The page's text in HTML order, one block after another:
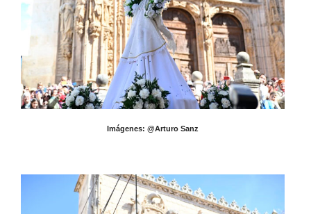
Imágenes: @Arturo Sanz